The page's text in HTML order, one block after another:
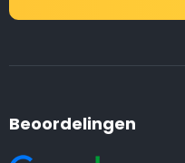
Beoordelingen